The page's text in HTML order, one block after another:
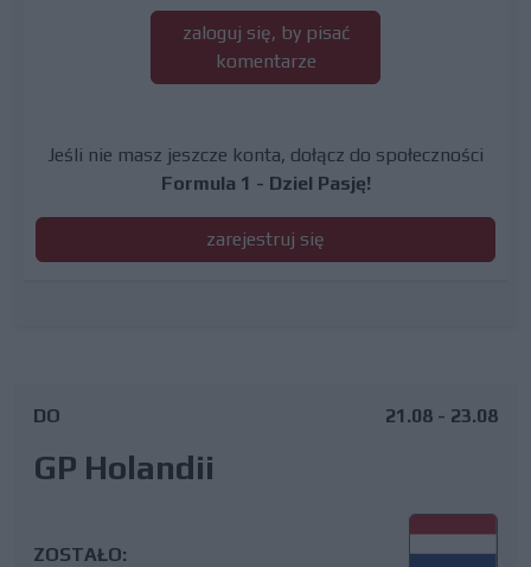
zaloguj się, by pisać
komentarze
Jeśli nie masz jeszcze konta, dołącz do społeczności
Formula 1 - Dziel Pasję!
zarejestruj się
DO
GP Holandii
21.08 - 23.08
ZOSTAŁO: